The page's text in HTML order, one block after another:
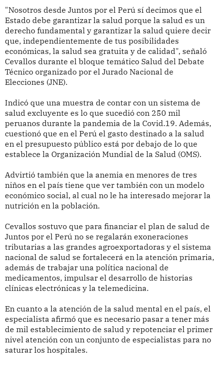
"Nosotros desde Juntos por el Perú sí decimos que el
Estado debe garantizar la salud porque la salud es un
derecho fundamental y garantizar la salud quiere decir
que, independientemente de tus posibilidades
económicas, la salud sea gratuita y de calidad", señaló
Cevallos durante el bloque temático Salud del Debate
Técnico organizado por el Jurado Nacional de
Elecciones (JNE).
Indicó que una muestra de contar con un sistema de
salud excluyente es lo que sucedió con 250 mil
peruanos durante la pandemia de la Covid.19. Además,
cuestionó que en el Perú el gasto destinado a la salud
en el presupuesto público está por debajo de lo que
establece la Organización Mundial de la Salud (OMS).
Advirtió también que la anemia en menores de tres
niños en el país tiene que ver también con un modelo
económico social, al cual no le ha interesado mejorar la
nutrición en la población.
Cevallos sostuvo que para financiar el plan de salud de
Juntos por el Perú no se regalarán exoneraciones
tributarias a las grandes agroexportadoras y el sistema
nacional de salud se fortalecerá en la atención primaria,
además de trabajar una política nacional de
medicamentos, impulsar el desarrollo de historias
clínicas electrónicas y la telemedicina.
En cuanto a la atención de la salud mental en el país, el
especialista afirmó que es necesario pasar a tener más
de mil establecimiento de salud y repotenciar el primer
nivel atención con un conjunto de especialistas para no
saturar los hospitales.